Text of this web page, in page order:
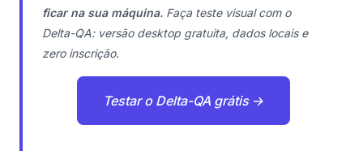
ficar na sua máquina. Faça teste visual com o
Delta-QA: versão desktop gratuita, dados locais e
zero inscrição.
Testar o Delta-QA grátis →